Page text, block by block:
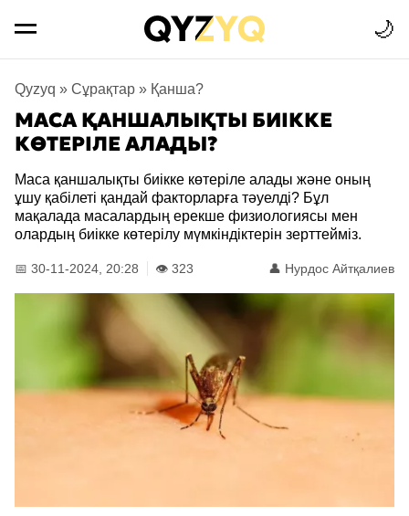
🌙
Qyzyq » Сұрақтар » Қанша?
МАСА ҚАНШАЛЫҚТЫ БИІККЕ
КӨТЕРІЛЕ АЛАДЫ?
Маса қаншалықты биікке көтеріле алады және оның
ұшу қабілеті қандай факторларға тәуелді? Бұл
мақалада масалардың ерекше физиологиясы мен
олардың биікке көтерілу мүмкіндіктерін зерттейміз.
📅 30-11-2024, 20:28 👁️ 323 👤 Нурдос Айтқалиев